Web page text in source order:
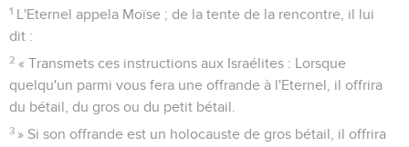
1 L'Eternel appela Moïse ; de la tente de la rencontre, il lui
dit :
2 « Transmets ces instructions aux Israélites : Lorsque
quelqu'un parmi vous fera une offrande à l'Eternel, il offrira
du bétail, du gros ou du petit bétail.
3 » Si son offrande est un holocauste de gros bétail, il offrira